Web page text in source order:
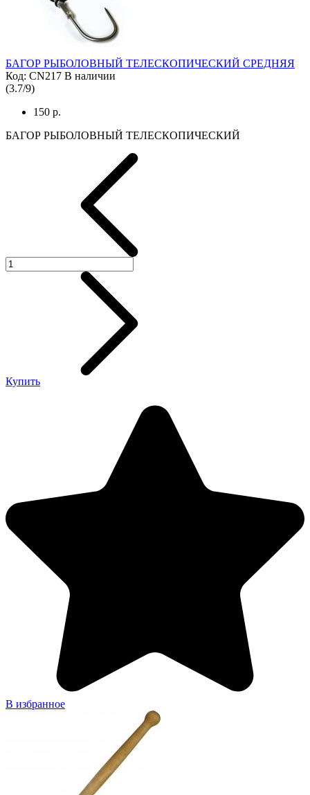
БАГОР РЫБОЛОВНЫЙ ТЕЛЕСКОПИЧЕСКИЙ СРЕДНЯЯ
Код: CN217 В наличии
(3.7/9)
150 р.
БАГОР РЫБОЛОВНЫЙ ТЕЛЕСКОПИЧЕСКИЙ
Купить
В избранное